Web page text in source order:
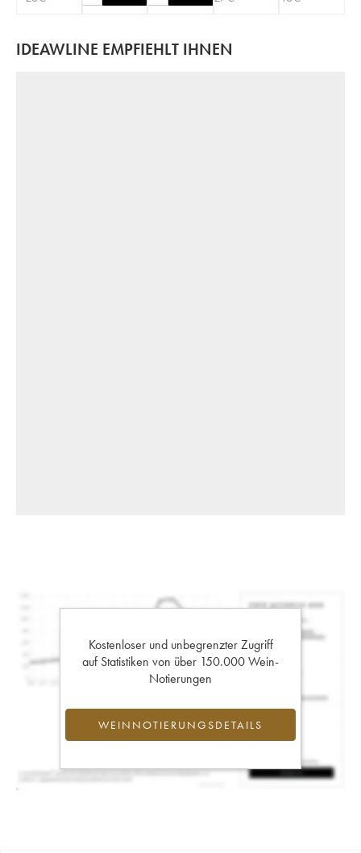
IDEAWLINE EMPFIEHLT IHNEN
Kostenloser und unbegrenzter Zugriff
auf Statistiken von über 150.000 Wein-
Notierungen
WEINNOTIERUNGSDETAILS